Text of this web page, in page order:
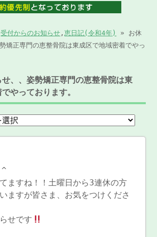
受付からのお知らせ ,恵日記(令和4年)
» お休
矯正専門の恵整骨院は東成区で地域密着でやっ
、、姿勢矯正専門の恵整骨院は東
やっております。
^
ますね！！土曜日から3連休の方
ますが皆さま、お気をつけくださ
せです